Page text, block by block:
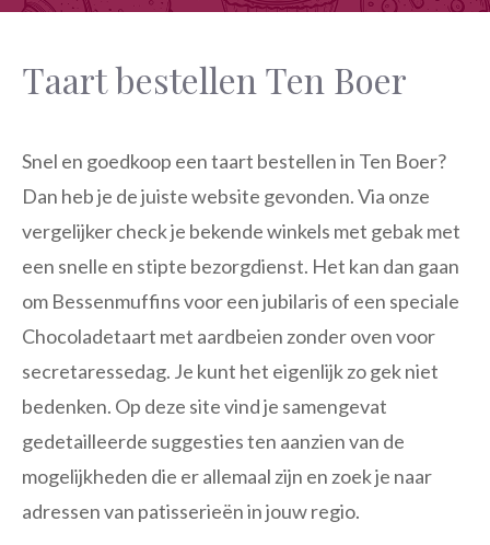
Taart bestellen Ten Boer
Snel en goedkoop een taart bestellen in Ten Boer?
Dan heb je de juiste website gevonden. Via onze
vergelijker check je bekende winkels met gebak met
een snelle en stipte bezorgdienst. Het kan dan gaan
om Bessenmuffins voor een jubilaris of een speciale
Chocoladetaart met aardbeien zonder oven voor
secretaressedag. Je kunt het eigenlijk zo gek niet
bedenken. Op deze site vind je samengevat
gedetailleerde suggesties ten aanzien van de
mogelijkheden die er allemaal zijn en zoek je naar
adressen van patisserieën in jouw regio.